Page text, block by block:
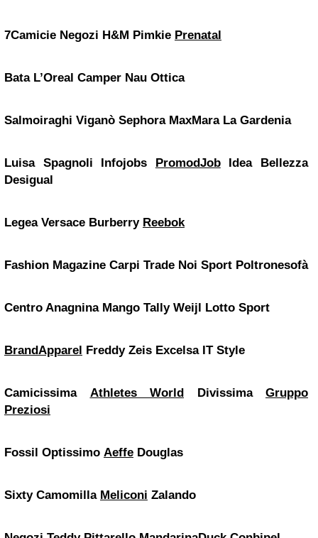
7Camicie Negozi H&M Pimkie Prenatal
Bata L’Oreal Camper Nau Ottica
Salmoiraghi Viganò Sephora MaxMara La Gardenia
Luisa Spagnoli Infojobs PromodJob
Idea Bellezza
Desigual
Legea Versace Burberry Reebok
Fashion Magazine Carpi Trade Noi Sport Poltronesofà
Centro Anagnina Mango Tally Weijl Lotto Sport
BrandApparel Freddy Zeis Excelsa IT Style
Camicissima Athletes World Divissima
Gruppo
Preziosi
Fossil Optissimo Aeffe Douglas
Sixty Camomilla Meliconi Zalando